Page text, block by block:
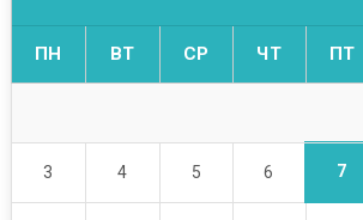
ПН ВТ СР ЧТ ПТ
3 4 5 6 7